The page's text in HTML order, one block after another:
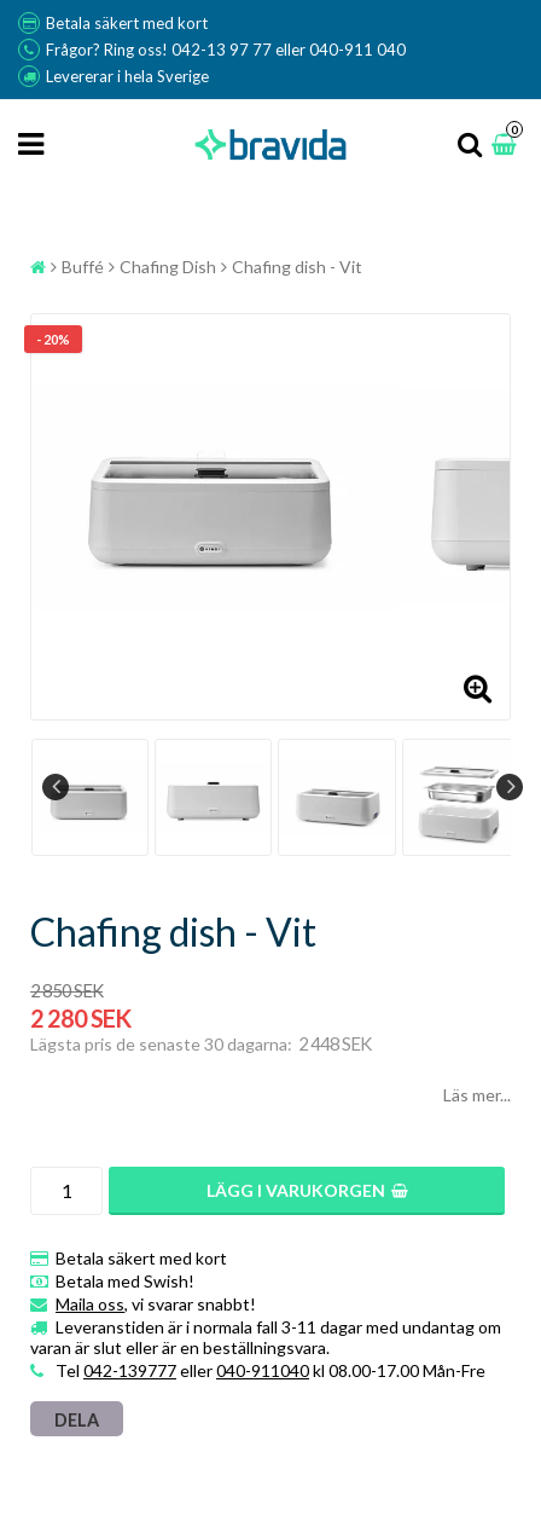
Betala säkert med kort
Frågor? Ring oss! 042-13 97 77 eller 040-911 040
Levererar i hela Sverige
0
Buffé Chafing Dish Chafing dish - Vit
- 20%
Chafing dish - Vit
2 850 SEK
2 280 SEK
Lägsta pris de senaste 30 dagarna 2 448 SEK
Läs mer...
LÄGG I VARUKORGEN
Betala säkert med kort
Betala med Swish!
Maila oss, vi svarar snabbt!
Leveranstiden är i normala fall 3-11 dagar med undantag om
varan är slut eller är en beställningsvara.
Tel 042-139777eller040-911040kl 08.00-17.00 Mån-Fre
DELA